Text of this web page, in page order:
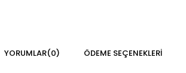
YORUMLAR(0) ÖDEME SEÇENEKLERI